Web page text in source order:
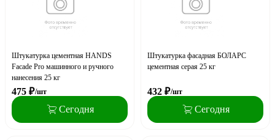
Штукатурка цементная HANDS
Facade Pro машинного и ручного
нанесения 25 кг
475 ₽/шт
Сегодня
Штукатурка фасадная БОЛАРС
цементная серая 25 кг
432 ₽/шт
Сегодня